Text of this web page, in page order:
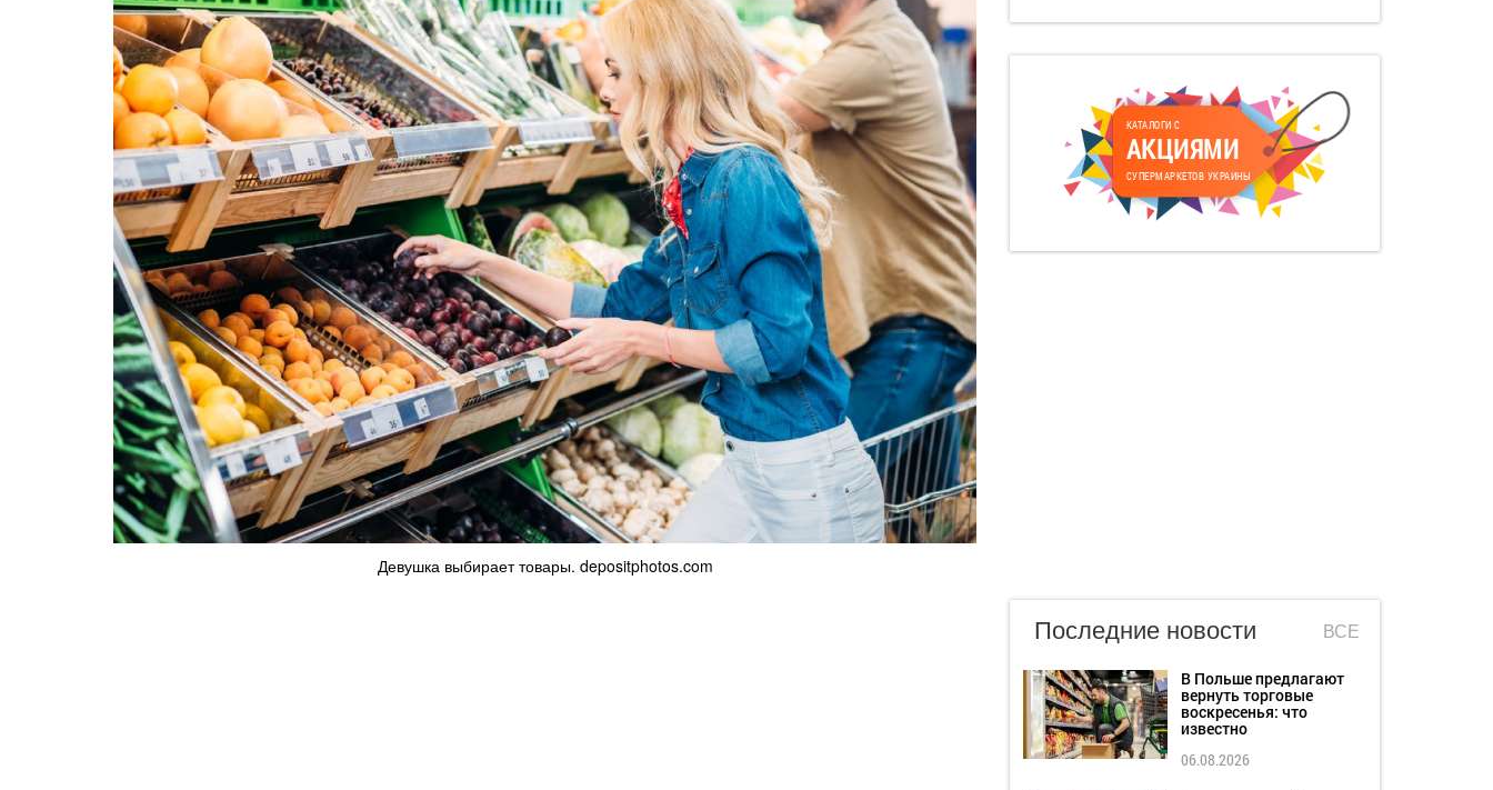
Девушка выбирает товары. depositphotos.com
КАТАЛОГИ С
АКЦИЯМИ
СУПЕРМАРКЕТОВ УКРАИНЫ
Последние новости ВСЕ
В Польше предлагают
вернуть торговые
воскресенья: что
известно
06.08.2026